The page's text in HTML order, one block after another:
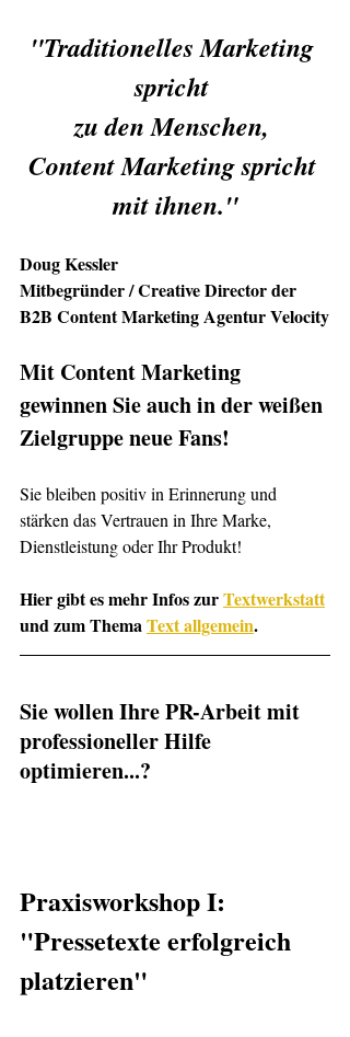
"Traditionelles Marketing
spricht
zu den Menschen,
Content Marketing spricht
mit ihnen."
Doug Kessler
Mitbegründer / Creative Director der
B2B Content Marketing Agentur Velocity
Mit Content Marketing
gewinnen Sie auch in der weißen
Zielgruppe neue Fans!
Sie bleiben positiv in Erinnerung und
stärken das Vertrauen in Ihre Marke,
Dienstleistung oder Ihr Produkt!
Hier gibt es mehr Infos zur Textwerkstatt
und zum Thema Text allgemein.
Sie wollen Ihre PR-Arbeit mit
professioneller Hilfe
optimieren...?
Praxisworkshop I:
"Pressetexte erfolgreich
platzieren"